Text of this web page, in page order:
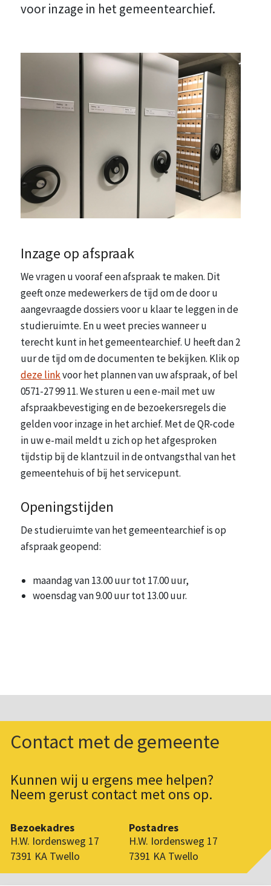
voor inzage in het gemeentearchief.
Inzage op afspraak
We vragen u vooraf een afspraak te maken. Dit
geeft onze medewerkers de tijd om de door u
aangevraagde dossiers voor u klaar te leggen in de
studieruimte. En u weet precies wanneer u
terecht kunt in het gemeentearchief. U heeft dan 2
uur de tijd om de documenten te bekijken. Klik op
deze linkvoor het plannen van uw afspraak, of bel
0571-27 99 11. We sturen u een e-mail met uw
afspraakbevestiging en de bezoekersregels die
gelden voor inzage in het archief. Met de QR-code
in uw e-mail meldt u zich op het afgesproken
tijdstip bij de klantzuil in de ontvangsthal van het
gemeentehuis of bij het servicepunt.
Openingstijden
De studieruimte van het gemeentearchief is op
afspraak geopend:
maandag van 13.00 uur tot 17.00 uur,
woensdag van 9.00 uur tot 13.00 uur.
Contact met de gemeente
Kunnen wij u ergens mee helpen?
Neem gerust contact met ons op.
Bezoekadres
H.W. Iordensweg 17
7391 KA Twello
Postadres
H.W. Iordensweg 17
7391 KA Twello